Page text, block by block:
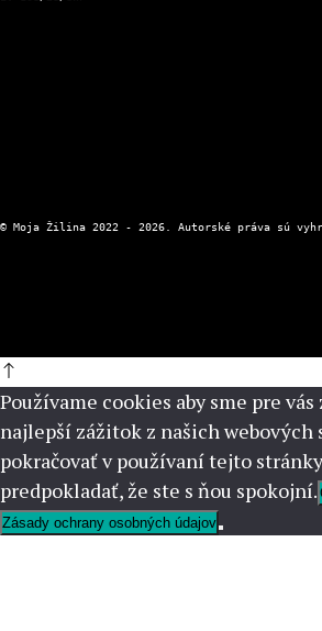
Používame cookies aby sme pre
najlepší zážitok z našich webových
pokračovať v používaní tejto
predpokladať, že ste s ňou spokojní.
Zásady ochrany osobných údajov